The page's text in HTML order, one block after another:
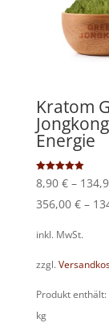
Kratom
Energie
Bewertet
mit
von 5
8,90 €–
356,00 €–
inkl. MwSt.
zzgl.
Produkt enthält:
kg